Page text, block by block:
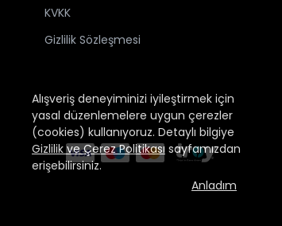
Alışveriş deneyiminizi iyileştirmek için
yasal düzenlemelere uygun çerezler
(cookies) kullanıyoruz. Detaylı bilgiye
Gizlilik ve Çerez Politikası sayfamızdan
erişebilirsiniz.
Anladım
KVKK
Gizlilik Sözleşmesi